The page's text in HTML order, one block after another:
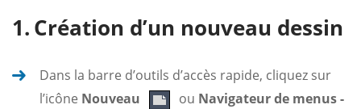
Création d’un nouveau dessin
Dans la barre d’outils d’accès rapide, cliquez sur
l’icône Nouveau ou Navigateur de menus -